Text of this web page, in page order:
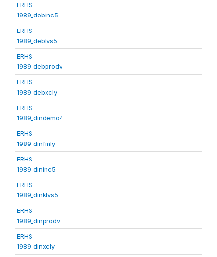
ERHS
1989_debinc5
ERHS
1989_deblvs5
ERHS
1989_debprodv
ERHS
1989_debxcly
ERHS
1989_dindemo4
ERHS
1989_dinfmly
ERHS
1989_dininc5
ERHS
1989_dinklvs5
ERHS
1989_dinprodv
ERHS
1989_dinxcly